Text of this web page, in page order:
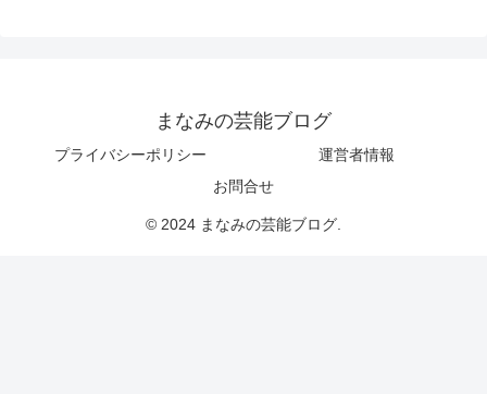
まなみの芸能ブログ
プライバシーポリシー
運営者情報
お問合せ
© 2024 まなみの芸能ブログ.